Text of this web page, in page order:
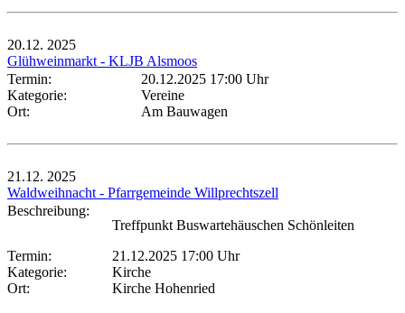
20.12. 2025
Glühweinmarkt - KLJB Alsmoos
Termin:
20.12.2025 17:00 Uhr
Kategorie:
Vereine
Ort:
Am Bauwagen
21.12. 2025
Waldweihnacht - Pfarrgemeinde Willprechtszell
Beschreibung:
Treffpunkt Buswartehäuschen Schönleiten
Termin:
21.12.2025 17:00 Uhr
Kategorie:
Kirche
Ort:
Kirche Hohenried